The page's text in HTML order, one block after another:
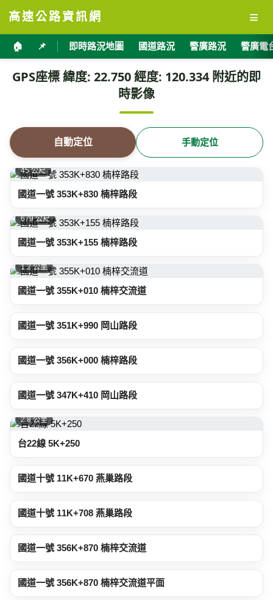
高速公路資訊網 ≡
🏠 📌 即時路況地圖 國道路況 警廣路況 警廣電
GPS座標 緯度: 22.750 經度: 120.334 附近的即
時影像
自動定位 手動定位
45 公尺
國道一號 353K+830 楠梓路段
679 公尺
國道一號 353K+155 楠梓路段
1.2 公里
國道一號 355K+010 楠梓交流道
國道一號 351K+990 岡山路段
國道一號 356K+000 楠梓路段
國道一號 347K+410 岡山路段
2.8 公里
台22線 5K+250
國道十號 11K+670 燕巢路段
國道十號 11K+708 燕巢路段
國道一號 356K+870 楠梓交流道
國道一號 356K+870 楠梓交流道平面